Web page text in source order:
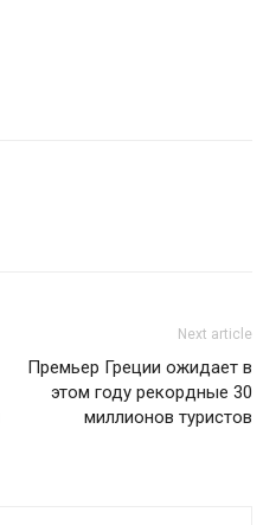
Next article
Премьер Греции ожидает в
этом году рекордные 30
миллионов туристов